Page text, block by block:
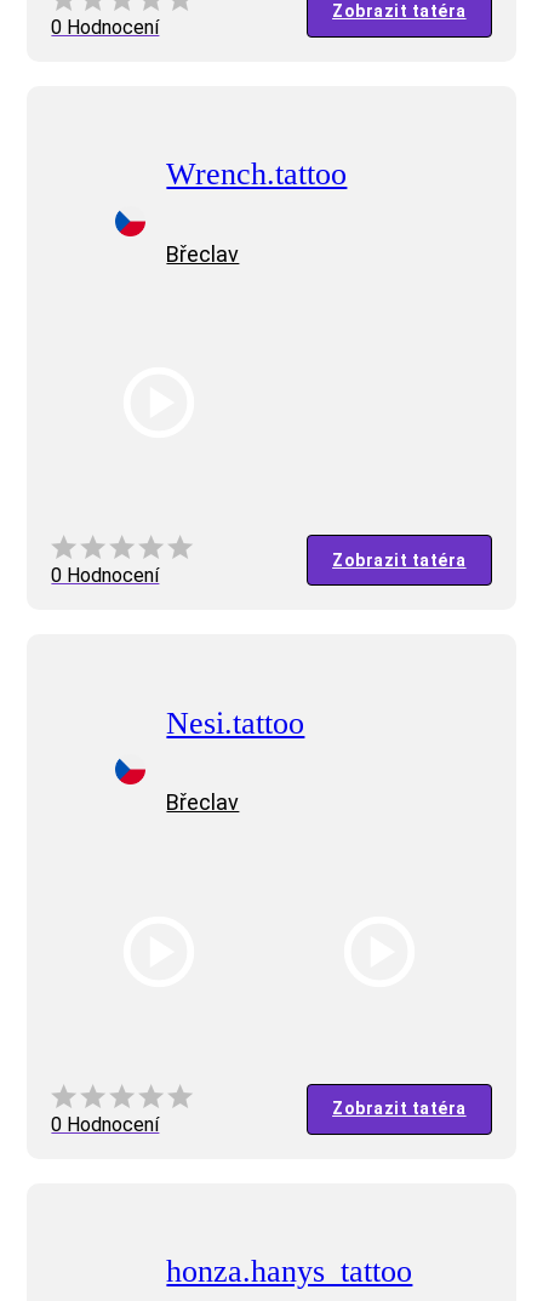
0 Hodnocení
Zobrazit tatéra
Wrench.tattoo
Břeclav
0 Hodnocení
Zobrazit tatéra
Nesi.tattoo
Břeclav
0 Hodnocení
Zobrazit tatéra
honza.hanys_tattoo